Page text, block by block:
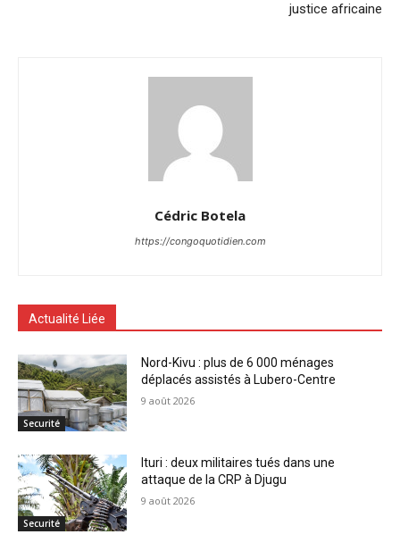
justice africaine
Cédric Botela
https://congoquotidien.com
Actualité Liée
Securité
Nord-Kivu : plus de 6 000 ménages
déplacés assistés à Lubero-Centre
9 août 2026
Securité
Ituri : deux militaires tués dans une
attaque de la CRP à Djugu
9 août 2026